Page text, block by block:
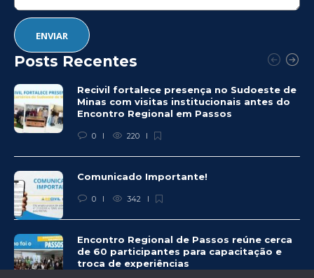
Posts Recentes
Recivil fortalece presença no Sudoeste de
Minas com visitas institucionais antes do
Encontro Regional em Passos
0 220
Comunicado Importante!
0 342
Encontro Regional de Passos reúne cerca
de 60 participantes para capacitação e
troca de experiências